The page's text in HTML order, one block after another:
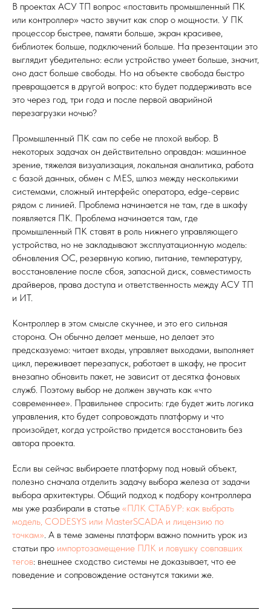
В проектах АСУ ТП вопрос «поставить промышленный ПК
или контроллер» часто звучит как спор о мощности. У ПК
процессор быстрее, памяти больше, экран красивее,
библиотек больше, подключений больше. На презентации это
выглядит убедительно: если устройство умеет больше, значит,
оно даст больше свободы. Но на объекте свобода быстро
превращается в другой вопрос: кто будет поддерживать все
это через год, три года и после первой аварийной
перезагрузки ночью?
Промышленный ПК сам по себе не плохой выбор. В
некоторых задачах он действительно оправдан: машинное
зрение, тяжелая визуализация, локальная аналитика, работа
с базой данных, обмен с MES, шлюз между несколькими
системами, сложный интерфейс оператора, edge-сервис
рядом с линией. Проблема начинается не там, где в шкафу
появляется ПК. Проблема начинается там, где
промышленный ПК ставят в роль нижнего управляющего
устройства, но не закладывают эксплуатационную модель:
обновления ОС, резервную копию, питание, температуру,
восстановление после сбоя, запасной диск, совместимость
драйверов, права доступа и ответственность между АСУ ТП
и ИТ.
Контроллер в этом смысле скучнее, и это его сильная
сторона. Он обычно делает меньше, но делает это
предсказуемо: читает входы, управляет выходами, выполняет
цикл, переживает перезапуск, работает в шкафу, не просит
внезапно обновить пакет, не зависит от десятка фоновых
служб. Поэтому выбор не должен звучать как «что
современнее». Правильнее спросить: где будет жить логика
управления, кто будет сопровождать платформу и что
произойдет, когда устройство придется восстановить без
автора проекта.
Если вы сейчас выбираете платформу под новый объект,
полезно сначала отделить задачу выбора железа от задачи
выбора архитектуры. Общий подход к подбору контроллера
мы уже разбирали в статье «ПЛК СТАБУР: как выбрать
модель, CODESYS или MasterSCADA и лицензию по
точкам». А в теме замены платформ важно помнить урок из
статьи про импортозамещение ПЛК и ловушку совпавших
тегов: внешнее сходство системы не доказывает, что ее
поведение и сопровождение останутся такими же.